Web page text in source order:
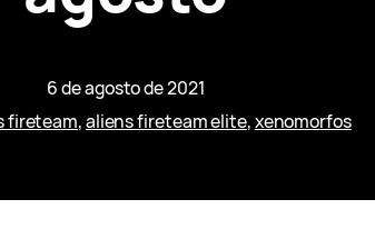
6 de agosto de 2021
fireteam, aliens fireteam elite, xenomorfos